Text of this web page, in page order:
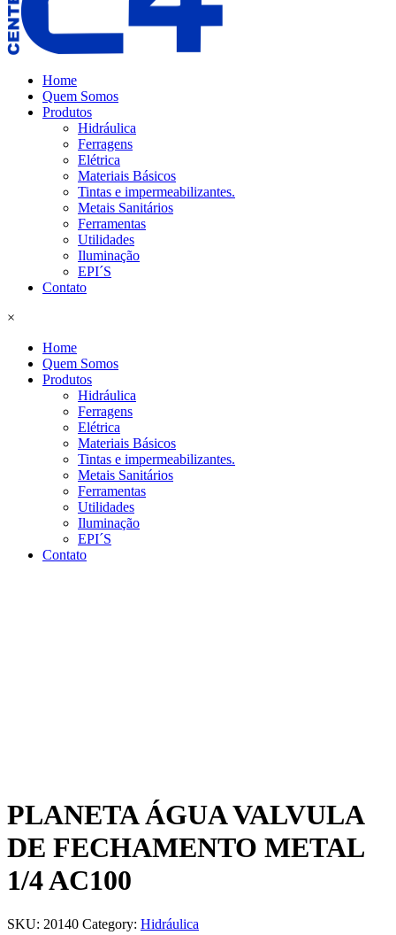
Home
Quem Somos
Produtos
Hidráulica
Ferragens
Elétrica
Materiais Básicos
Tintas e impermeabilizantes.
Metais Sanitários
Ferramentas
Utilidades
Iluminação
EPI´S
Contato
×
Home
Quem Somos
Produtos
Hidráulica
Ferragens
Elétrica
Materiais Básicos
Tintas e impermeabilizantes.
Metais Sanitários
Ferramentas
Utilidades
Iluminação
EPI´S
Contato
PLANETA ÁGUA VALVULA
DE FECHAMENTO METAL
1/4 AC100
SKU: 20140 Category: Hidráulica